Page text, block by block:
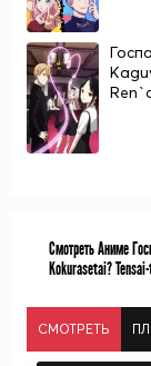
Смотреть Аниме
Kokurasetai?
СМОТРЕТЬ